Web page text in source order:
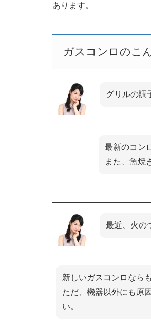
あります。
ガスコンロのこ
グリルの調
最新のコン
また、魚焼
最近、火の
新しいガスコンロなら
ただ、機器以外にも原
い。